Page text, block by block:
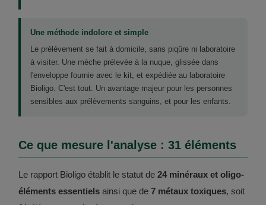
Une méthode indolore et simple
Le prélèvement se fait à domicile, sans piqûre ni laboratoire
à visiter. Une mèche prélevée à la nuque, glissée dans
l'enveloppe fournie avec le kit, et expédiée au laboratoire
Bioligo. C'est tout. Un avantage majeur pour les personnes
sensibles aux prélèvements sanguins, et pour les enfants.
Ce que mesure l'analyse : 31 éléments
Le rapport Bioligo établit le statut de 24 minéraux et oligo-
éléments essentiels ainsi que de 7 métaux toxiques, soit